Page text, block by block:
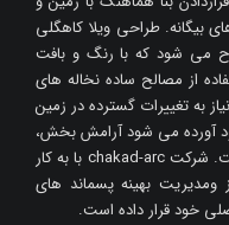
بیگانه. طراحی ویلا کاهگلی
می شود که با رنگ و بافت
از مصالح ساده نخاله های
به تغییرات گسترده در زمین
آورده می شود آرامش بخش،
کم دخالت و هماهنگ با محیط پیرامون است. شرکت chakad-arc با به کار
بهینه پسماند های
خود قرار داده است.